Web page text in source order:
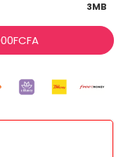
3MB
FCFA